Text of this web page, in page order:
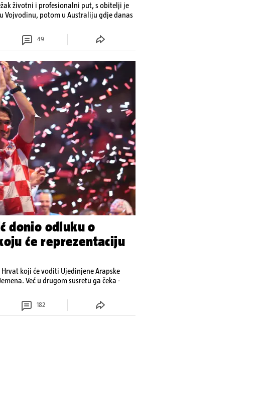
životni i profesionalni put, s obitelji je
Vojvodinu, potom u Australiju gdje danas
49
donio odluku o
će reprezentaciju
koji će voditi Ujedinjene Arapske
Već u drugom susretu ga čeka -
182